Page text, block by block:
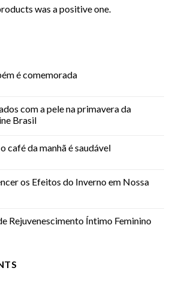
was a positive one.
é comemorada
com a pele na primavera da
Brasil
café da manhã é saudável
os Efeitos do Inverno em Nossa
Rejuvenescimento Íntimo Feminino